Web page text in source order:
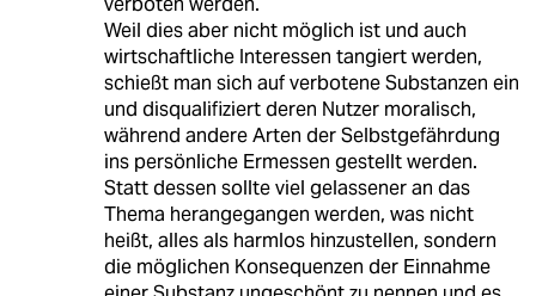
Weil dies aber nicht möglich ist und auch
wirtschaftliche Interessen tangiert werden,
schießt man sich auf verbotene Substanzen ein
und disqualifiziert deren Nutzer moralisch,
während andere Arten der Selbstgefährdung
ins persönliche Ermessen gestellt werden.
Statt dessen sollte viel gelassener an das
Thema herangegangen werden, was nicht
heißt, alles als harmlos hinzustellen, sondern
die möglichen Konsequenzen der Einnahme